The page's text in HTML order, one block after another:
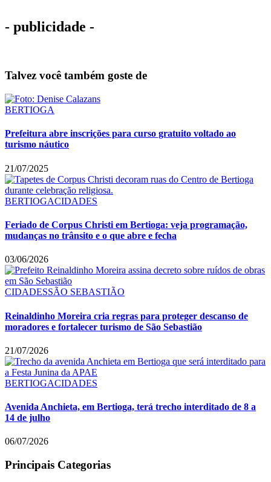
- publicidade -
Talvez você também goste de
BERTIOGA
Prefeitura abre inscrições para curso gratuito voltado ao
turismo náutico
21/07/2025
BERTIOGACIDADES
Feriado de Corpus Christi em Bertioga: veja programação,
mudanças no trânsito e o que abre e fecha
03/06/2026
CIDADESSÃO SEBASTIÃO
Reinaldinho Moreira cria regras para proteger descanso de
moradores e fortalecer turismo de São Sebastião
21/07/2026
BERTIOGACIDADES
Avenida Anchieta, em Bertioga, terá trecho interditado de 8 a
14 de julho
06/07/2026
Principais Categorias